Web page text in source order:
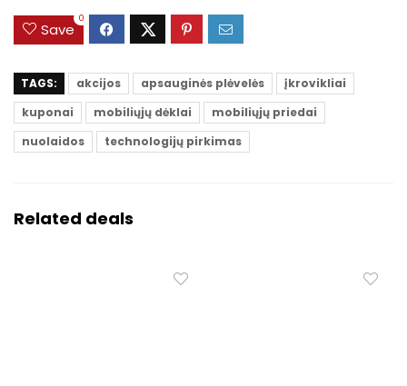
Save
0
TAGS: akcijos apsauginės plėvelės
įkrovikliai
kuponai
mobiliųjų dėklai
mobiliųjų priedai
nuolaidos
technologijų pirkimas
Related deals